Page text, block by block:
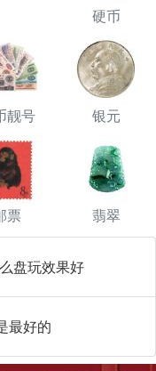
硬币
靓号 银元
票 翡翠
盘玩效果好
最好的